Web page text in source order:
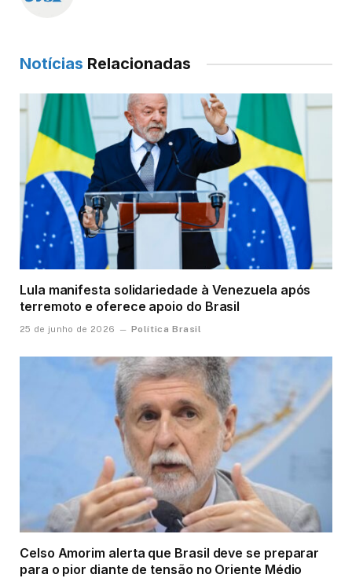
Notícias Relacionadas
Lula manifesta solidariedade à Venezuela após
terremoto e oferece apoio do Brasil
25 de junho de 2026 Política Brasil
Celso Amorim alerta que Brasil deve se preparar
para o pior diante de tensão no Oriente Médio